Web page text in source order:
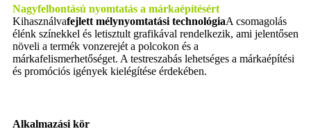
Nagyfelbontású nyomtatás a márkaépítésért
Kihasználvafejlett mélynyomtatási technológiaA csomagolás
élénk színekkel és letisztult grafikával rendelkezik, ami jelentősen
növeli a termék vonzerejét a polcokon és a
márkafelismerhetőséget. A testreszabás lehetséges a márkaépítési
és promóciós igények kielégítése érdekében.
Alkalmazási kör